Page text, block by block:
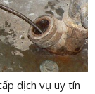
dịch vụ uy tín